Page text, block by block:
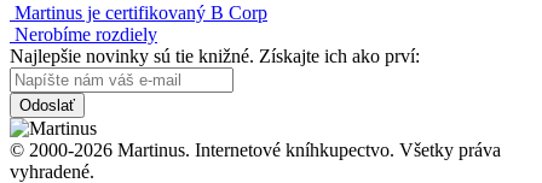
Martinus je certifikovaný B Corp
Nerobíme rozdiely
Najlepšie novinky sú tie knižné. Získajte ich ako prví:
Odoslať
© 2000-2026 Martinus. Internetové kníhkupectvo. Všetky práva
vyhradené.